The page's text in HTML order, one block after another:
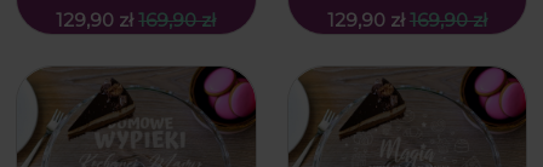
129,90 zł 169,90 zł 129,90 zł 169,90 zł